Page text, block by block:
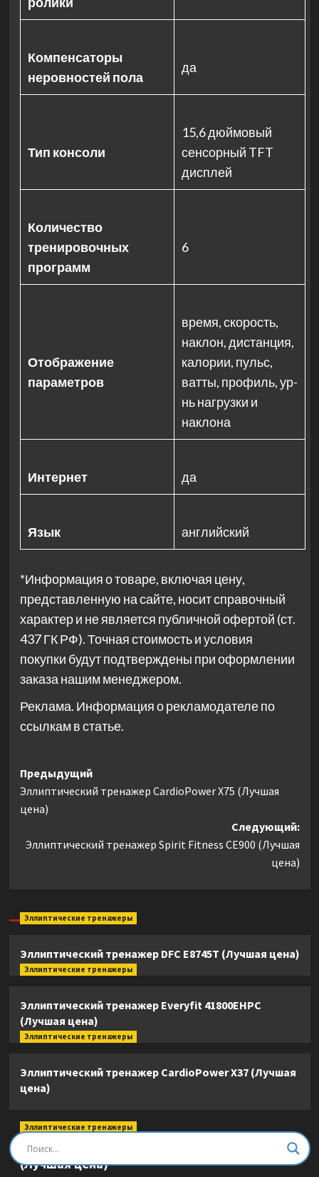
Компенсаторы
неровностей пола
да
Тип консоли
15,6 дюймовый
сенсорный TFT
дисплей
Количество
тренировочных
программ
6
Отображение
параметров
время, скорость,
наклон, дистанция,
калории, пульс,
ватты, профиль, ур-
нь нагрузки и
наклона
Интернет да
Язык английский
*Информация о товаре, включая цену,
представленную на сайте, носит справочный
характер и не является публичной офертой (ст.
437 ГК РФ). Точная стоимость и условия
покупки будут подтверждены при оформлении
заказа нашим менеджером.
Реклама. Информация о рекламодателе по
ссылкам в статье.
Навигация
записи
Предыдущий
Эллиптический тренажер CardioPower X75 (Лучшая
цена)
Следующий:
Эллиптический тренажер Spirit Fitness CE900 (Лучшая
цена)
Эллиптические тренажеры
Эллиптический тренажер DFC E8745T (Лучшая цена)
Эллиптические тренажеры
Эллиптический тренажер Everyfit 41800EHPC
(Лучшая цена)
Эллиптические тренажеры
Эллиптический тренажер CardioPower X37 (Лучшая
цена)
Эллиптические тренажеры
Эллиптический тренажер DFC E8745T
(Лучшая цена)